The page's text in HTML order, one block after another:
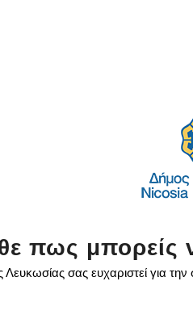
πως μπορείς
σας ευχαριστεί για